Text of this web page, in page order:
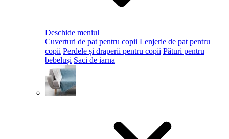
Deschide meniul
Cuverturi de pat pentru copii Lenjerie de pat pentru
copii Perdele și draperii pentru copii Pături pentru
bebeluși Saci de iarna